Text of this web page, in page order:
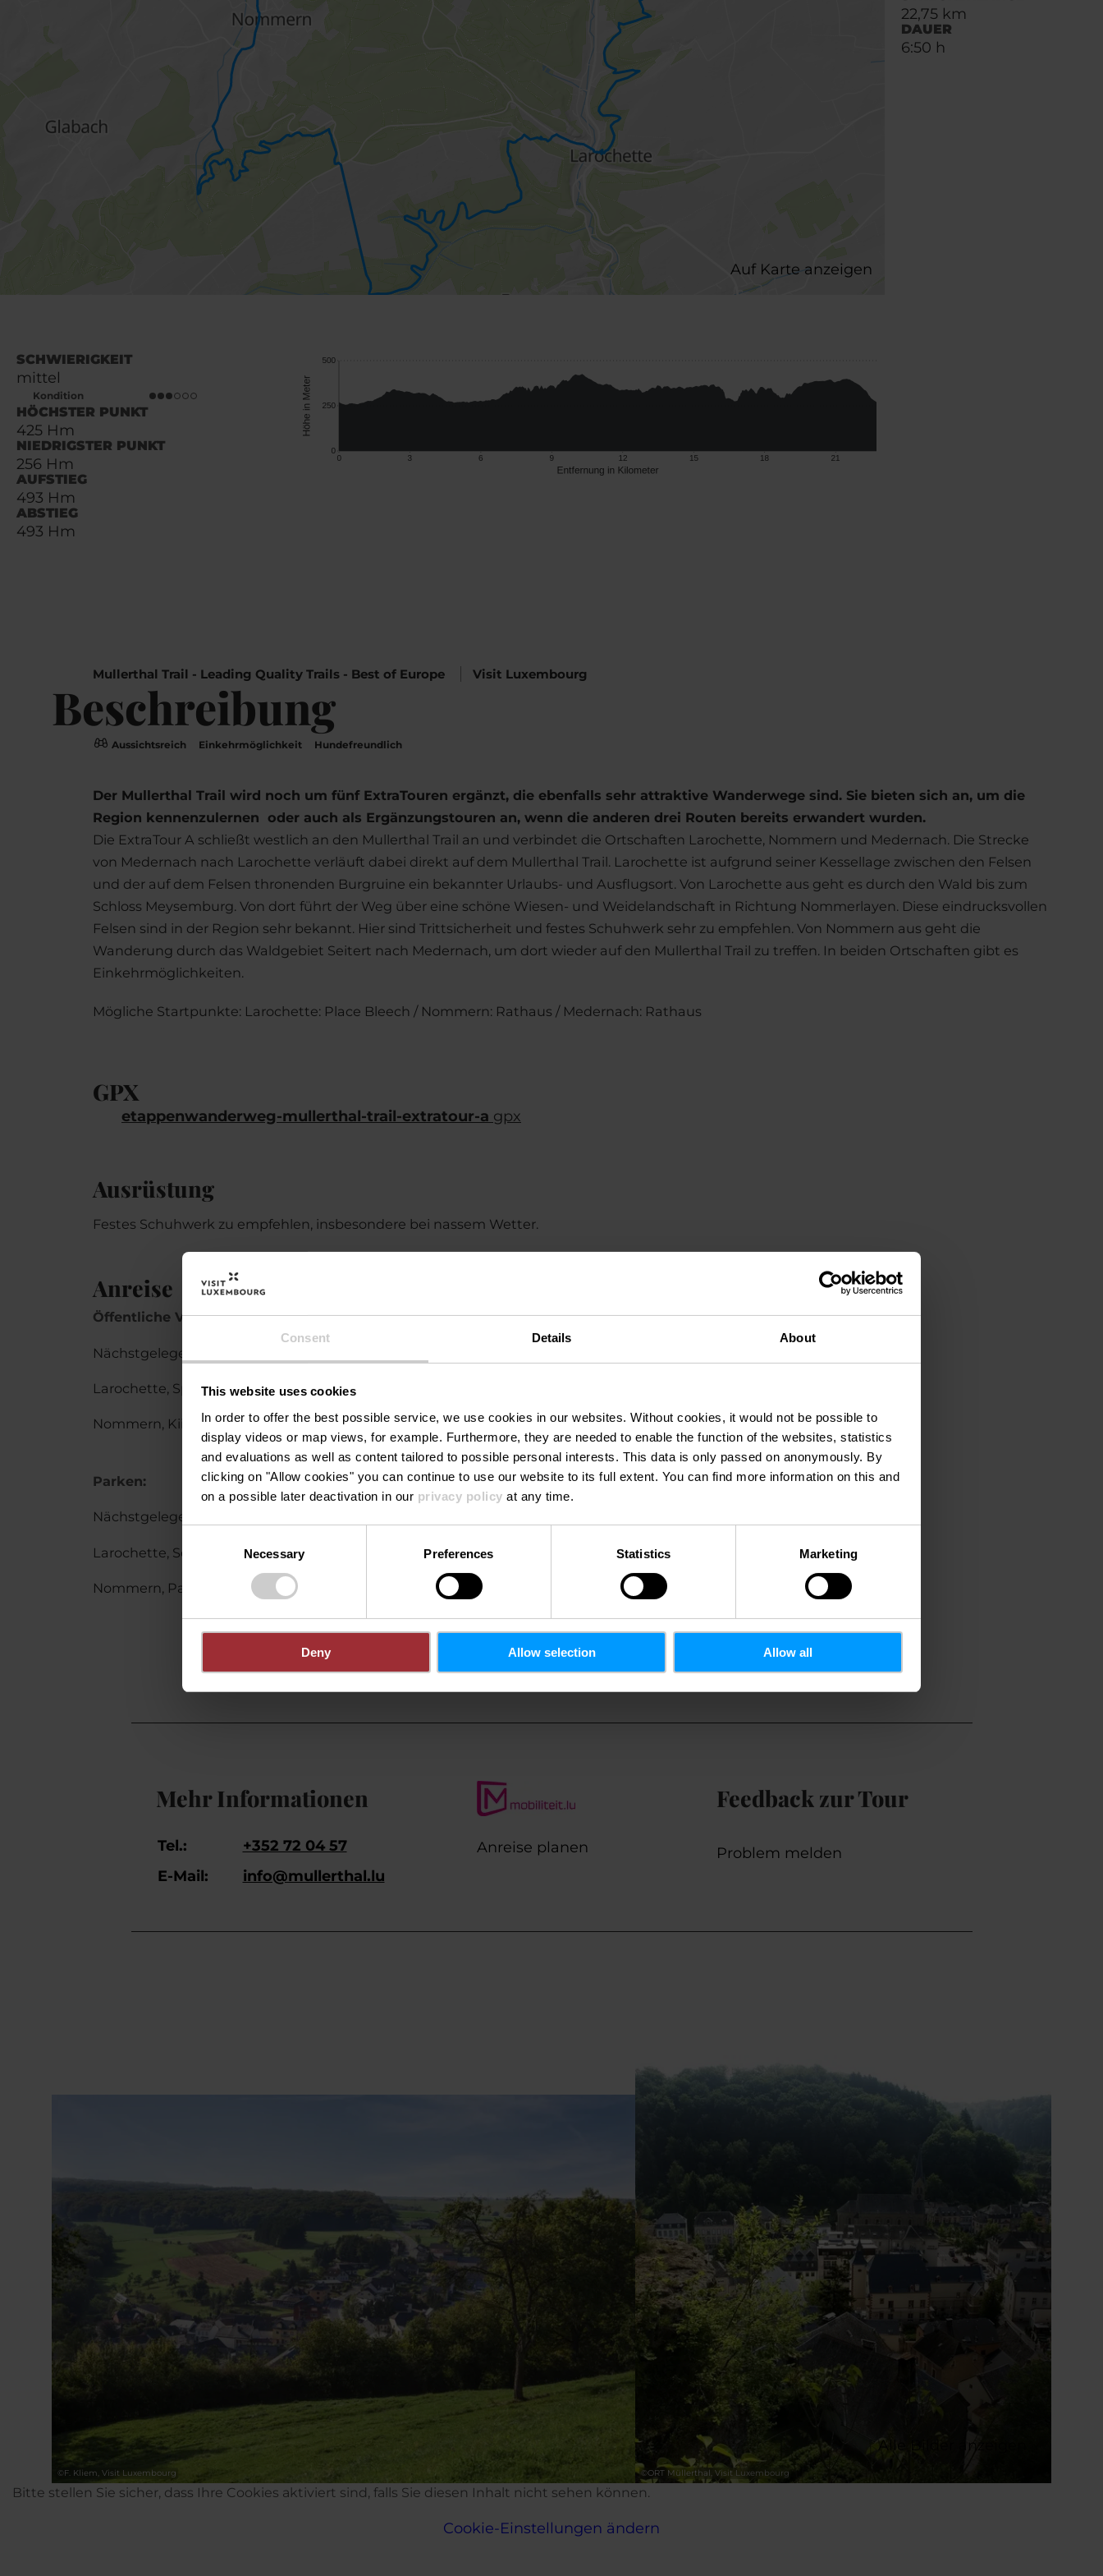
Consent Details About
This website uses cookies
In order to offer the best possible service, we use cookies in our websites. Without cookies, it would not be possible to
display videos or map views, for example. Furthermore, they are needed to enable the function of the websites, statistics
and evaluations as well as content tailored to possible personal interests. This data is only passed on anonymously. By
clicking on "Allow cookies" you can continue to use our website to its full extent. You can find more information on this and
on a possible later deactivation in our privacy policy at any time.
Selection
Necessary Preferences Statistics Marketing
Deny Allow selection Allow all
Auf Karte anzeigen
22,75 km
DAUER
6:50 h
SCHWIERIGKEIT
mittel
Kondition
HÖCHSTER PUNKT
425 Hm
NIEDRIGSTER PUNKT
256 Hm
AUFSTIEG
493 Hm
ABSTIEG
493 Hm
Mullerthal Trail - Leading Quality Trails - Best of Europe Visit Luxembourg
Beschreibung
Aussichtsreich Einkehrmöglichkeit Hundefreundlich
Der Mullerthal Trail wird noch um fünf ExtraTouren ergänzt, die ebenfalls sehr attraktive Wanderwege sind. Sie bieten sich an, um die
Region kennenzulernen oder auch als Ergänzungstouren an, wenn die anderen drei Routen bereits erwandert wurden.
Die ExtraTour A schließt westlich an den Mullerthal Trail an und verbindet die Ortschaften Larochette, Nommern und Medernach. Die Strecke
von Medernach nach Larochette verläuft dabei direkt auf dem Mullerthal Trail. Larochette ist aufgrund seiner Kessellage zwischen den Felsen
und der auf dem Felsen thronenden Burgruine ein bekannter Urlaubs- und Ausflugsort. Von Larochette aus geht es durch den Wald bis zum
Schloss Meysemburg. Von dort führt der Weg über eine schöne Wiesen- und Weidelandschaft in Richtung Nommerlayen. Diese eindrucksvollen
Felsen sind in der Region sehr bekannt. Hier sind Trittsicherheit und festes Schuhwerk sehr zu empfehlen. Von Nommern aus geht die
Wanderung durch das Waldgebiet Seitert nach Medernach, um dort wieder auf den Mullerthal Trail zu treffen. In beiden Ortschaften gibt es
Einkehrmöglichkeiten.
Mögliche Startpunkte: Larochette: Place Bleech / Nommern: Rathaus / Medernach: Rathaus
GPX
etappenwanderweg-mullerthal-trail-extratour-a gpx
Ausrüstung
Festes Schuhwerk zu empfehlen, insbesondere bei nassem Wetter.
Anreise
Öffentliche Verkehrsmittel:
Nächstgelegene Bushaltestelle: Medernach, op der Lann
Larochette, Spuerkees oder Gare routiére
Nommern, Kiirch
Parken:
Nächstgelegener Parkplatz: Medernach, Complex Scolaire
Larochette, Schongfabrik
Nommern, Parking Eglise/Mairie
Mehr Informationen
Tel.:
+352 72 04 57
E-Mail:
info@mullerthal.lu
Anreise planen
Feedback zur Tour
Problem melden
©F. Kliem, Visit Luxembourg ©ORT Müllerthal, Visit Luxembourg
Alle Bilder anzeigen
Bitte stellen Sie sicher, dass Ihre Cookies aktiviert sind, falls Sie diesen Inhalt nicht sehen können.
Cookie-Einstellungen ändern